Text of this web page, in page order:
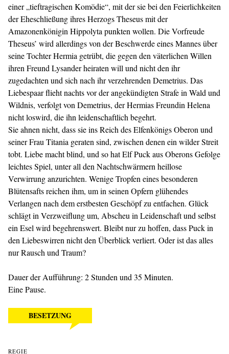
BESETZUNG
REGIE
einer „tieftragischen Komödie“, mit der sie bei den Feierlichkeiten
der Eheschließung ihres Herzogs Theseus mit der
Amazonenkönigin Hippolyta punkten wollen. Die Vorfreude
Theseus’ wird allerdings von der Beschwerde eines Mannes über
seine Tochter Hermia getrübt, die gegen den väterlichen Willen
ihren Freund Lysander heiraten will und nicht den ihr
zugedachten und sich nach ihr verzehrenden Demetrius. Das
Liebespaar flieht nachts vor der angekündigten Strafe in Wald und
Wildnis, verfolgt von Demetrius, der Hermias Freundin Helena
nicht loswird, die ihn leidenschaftlich begehrt.
Sie ahnen nicht, dass sie ins Reich des Elfenkönigs Oberon und
seiner Frau Titania geraten sind, zwischen denen ein wilder Streit
tobt. Liebe macht blind, und so hat Elf Puck aus Oberons Gefolge
leichtes Spiel, unter all den Nachtschwärmern heillose
Verwirrung anzurichten. Wenige Tropfen eines besonderen
Blütensafts reichen ihm, um in seinen Opfern glühendes
Verlangen nach dem erstbesten Geschöpf zu entfachen. Glück
schlägt in Verzweiflung um, Abscheu in Leidenschaft und selbst
ein Esel wird begehrenswert. Bleibt nur zu hoffen, dass Puck in
den Liebeswirren nicht den Überblick verliert. Oder ist das alles
nur Rausch und Traum?
Dauer der Aufführung: 2 Stunden und 35 Minuten.
Eine Pause.